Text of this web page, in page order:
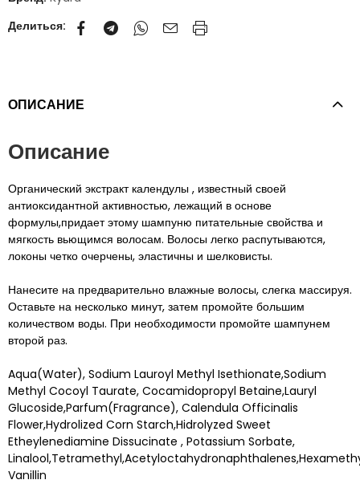
Делиться:
ОПИСАНИЕ
Описание
Органический экстракт календулы , известный своей
антиоксидантной активностью, лежащий в основе
формулы,придает этому шампуню питательные свойства и
мягкость вьющимся волосам. Волосы легко распутываются,
локоны четко очерчены, эластичны и шелковисты.
Нанесите на предварительно влажные волосы, слегка массируя.
Оставьте на несколько минут, затем промойте большим
количеством воды. При необходимости промойте шампунем
второй раз.
Aqua(Water), Sodium Lauroyl Methyl Isethionate,Sodium
Methyl Cocoyl Taurate, Cocamidopropyl Betaine,Lauryl
Glucoside,Parfum(Fragrance), Calendula Officinalis
Flower,Hydrolized Corn Starch,Hidrolyzed Sweet
Etheylenediamine Dissucinate , Potassium Sorbate,
Vanillin